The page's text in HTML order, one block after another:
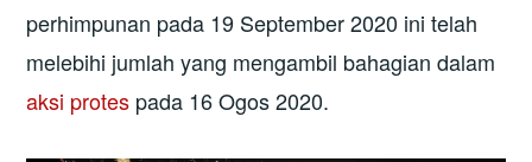
perhimpunan pada 19 September 2020 ini telah
melebihi jumlah yang mengambil bahagian dalam
aksi protes pada 16 Ogos 2020.